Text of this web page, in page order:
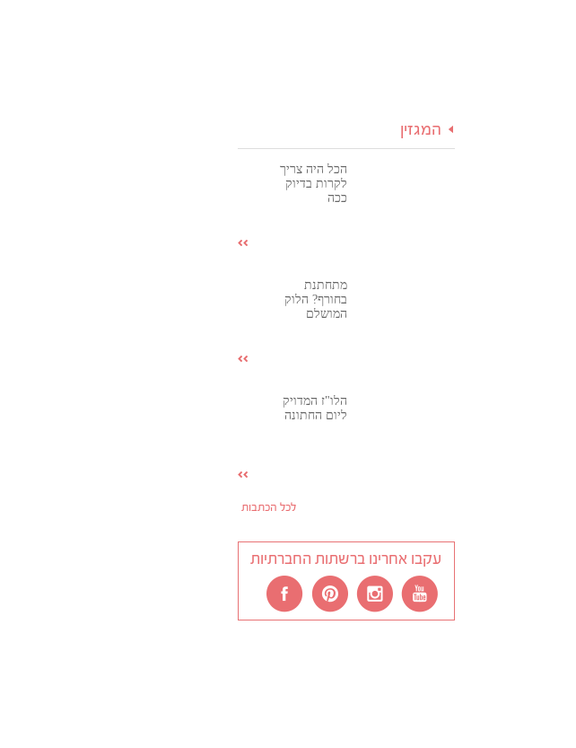
המגזין
הכל היה צריך
לקרות בדיוק
ככה
מתחתנת
בחורף? הלוק
המושלם
הלו"ז המדויק
ליום החתונה
לכל הכתבות
עקבו אחרינו ברשתות החברתיות